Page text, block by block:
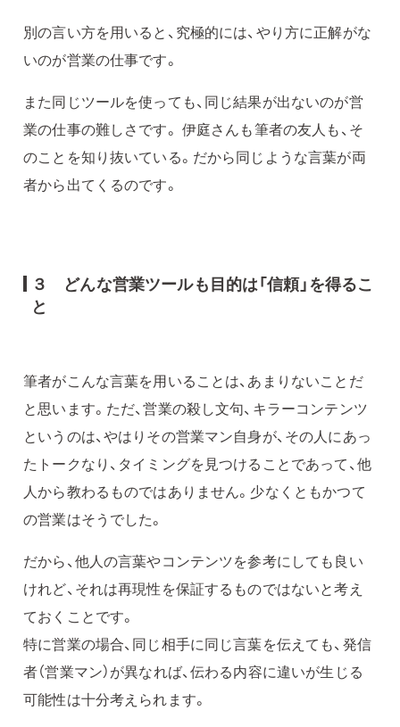
別の言い方を用いると、究極的には、やり方に正解がな
いのが営業の仕事です。
また同じツールを使っても、同じ結果が出ないのが営
業の仕事の難しさです。 伊庭さんも筆者の友人も、そ
のことを知り抜いている。だから同じような言葉が両
者から出てくるのです。
３ どんな営業ツールも目的は「信頼」を得るこ
と
筆者がこんな言葉を用いることは、あまりないことだ
と思います。ただ、営業の殺し文句、キラーコンテンツ
というのは、やはりその営業マン自身が、その人にあっ
たトークなり、タイミングを見つけることであって、他
人から教わるものではありません。少なくともかつて
の営業はそうでした。
だから、他人の言葉やコンテンツを参考にしても良い
けれど、それは再現性を保証するものではないと考え
ておくことです。
特に営業の場合、同じ相手に同じ言葉を伝えても、発信
者（営業マン）が異なれば、伝わる内容に違いが生じる
可能性は十分考えられます。